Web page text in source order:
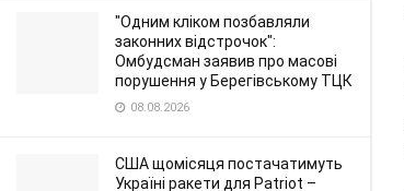
"Одним кліком позбавляли
законних відстрочок":
Омбудсман заявив про масові
порушення у Берегівському ТЦК
08.08.2026
США щомісяця постачатимуть
Україні ракети для Patriot –